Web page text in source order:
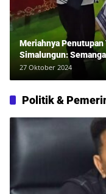
Meriahnya
Simalungun:
Sehat Bersama Erwan
27 Oktober 2024
Politik &